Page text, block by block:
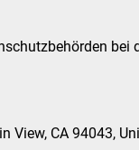
bei
CA 94043,